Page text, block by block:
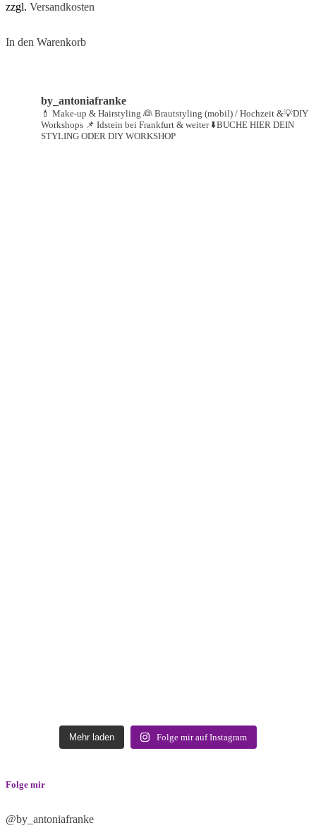
zzgl. Versandkosten
In den Warenkorb
by_antoniafranke
💄 Make-up & Hairstyling 👰 Brautstyling (mobil) / Hochzeit &💡DIY
Workshops 📌 Idstein bei Frankfurt & weiter⬇️BUCHE HIER DEIN
STYLING ODER DIY WORKSHOP
Mehr laden Folge mir auf Instagram
Folge mir
@by_antoniafranke